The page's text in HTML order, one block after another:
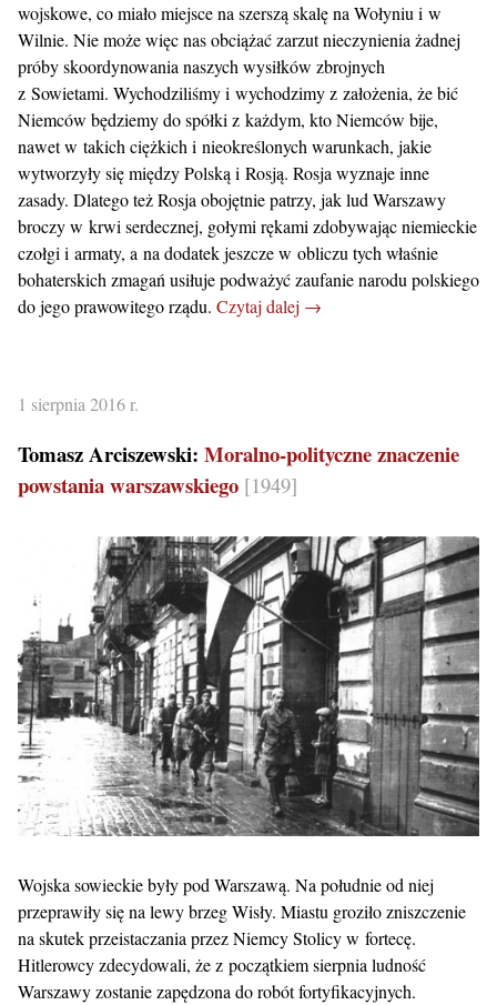
wojskowe, co miało miejsce na szerszą skalę na Wołyniu i w
Wilnie. Nie może więc nas obciążać zarzut nieczynienia żadnej
próby skoordynowania naszych wysiłków zbrojnych
z Sowietami. Wychodziliśmy i wychodzimy z założenia, że bić
Niemców będziemy do spółki z każdym, kto Niemców bije,
nawet w takich ciężkich i nieokreślonych warunkach, jakie
wytworzyły się między Polską i Rosją. Rosja wyznaje inne
zasady. Dlatego też Rosja obojętnie patrzy, jak lud Warszawy
broczy w krwi serdecznej, gołymi rękami zdobywając niemieckie
czołgi i armaty, a na dodatek jeszcze w obliczu tych właśnie
bohaterskich zmagań usiłuje podważyć zaufanie narodu polskiego
do jego prawowitego rządu. Czytaj dalej →
1 sierpnia 2016 r.
Tomasz Arciszewski: Moralno-polityczne znaczenie
powstania warszawskiego [1949]
Wojska sowieckie były pod Warszawą. Na południe od niej
przeprawiły się na lewy brzeg Wisły. Miastu groziło zniszczenie
na skutek przeistaczania przez Niemcy Stolicy w fortecę.
Hitlerowcy zdecydowali, że z początkiem sierpnia ludność
Warszawy zostanie zapędzona do robót fortyfikacyjnych.